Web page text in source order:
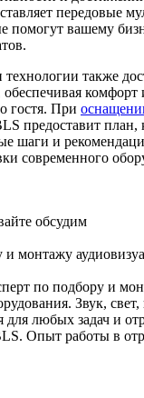
передовые
помогут вашему
также
комфорт
гостя. При
предоставит план,
шаги и
современного
обсудим
монтажу
по подбору и
Звук,
для любых задач и
Опыт работы в